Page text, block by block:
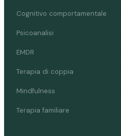
Cognitivo comportamentale
Psicoanalisi
EMDR
Terapia di coppia
Mindfulness
Terapia familiare